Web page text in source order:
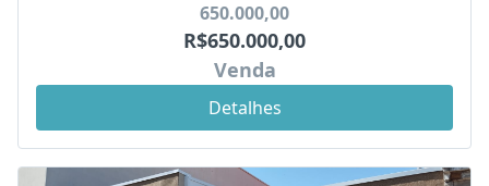
650.000,00
R$650.000,00
Venda
Detalhes